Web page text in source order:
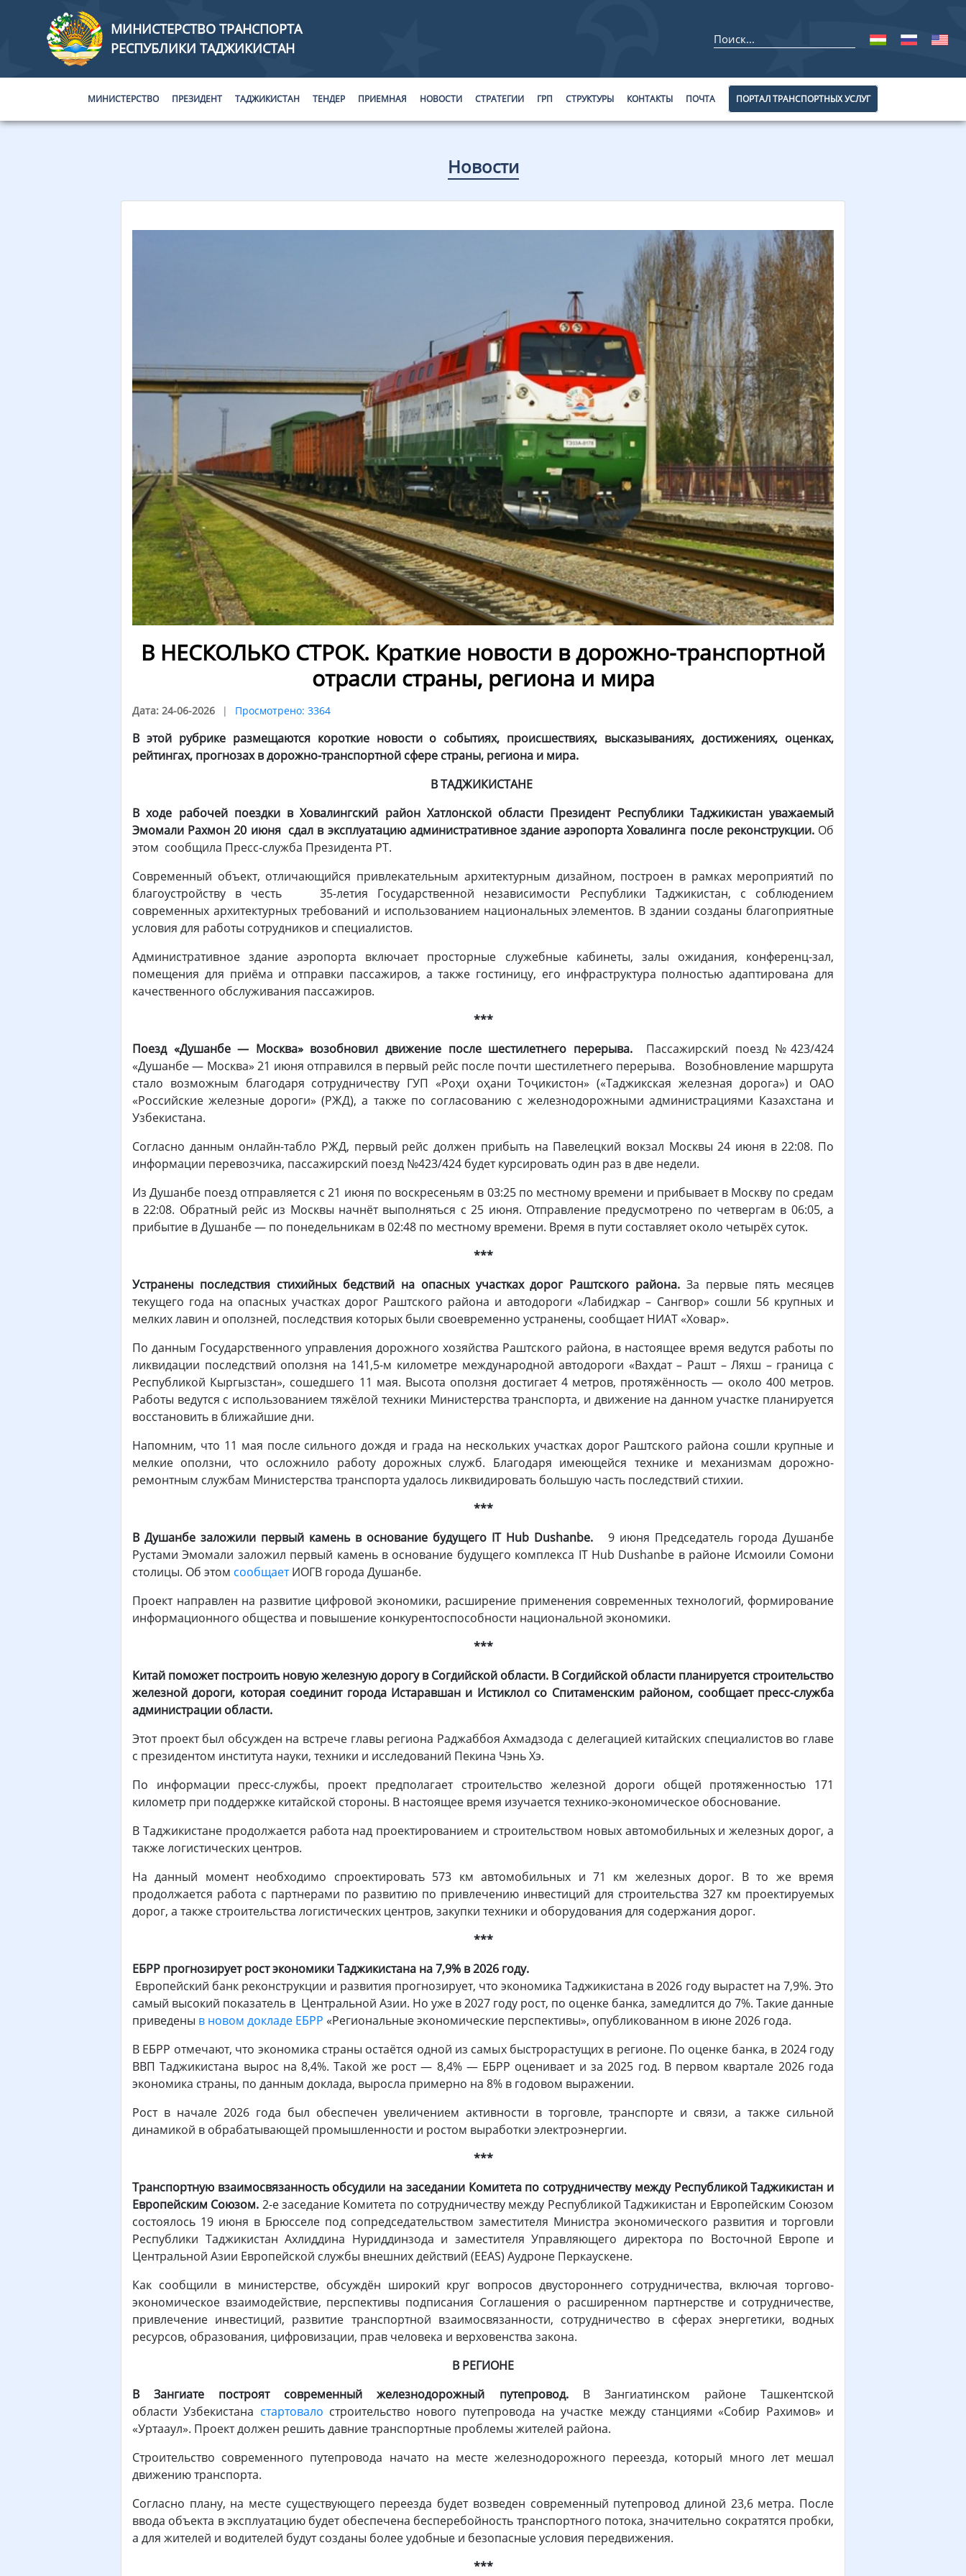
МИНИСТЕРСТВО ТРАНСПОРТА
РЕСПУБЛИКИ ТАДЖИКИСТАН
МИНИСТЕРСТВО ПРЕЗИДЕНТ ТАДЖИКИСТАН ТЕНДЕР ПРИЕМНАЯ НОВОСТИ СТРАТЕГИИ ГРП СТРУКТУРЫ КОНТАКТЫ ПОЧТА ПОРТАЛ ТРАНСПОРТНЫХ УСЛУГ
Новости
В НЕСКОЛЬКО СТРОК. Краткие новости в дорожно-транспортной
отрасли страны, региона и мира
Дата: 24-06-2026 Просмотрено: 3364
В этой рубрике размещаются короткие новости о событиях, происшествиях, высказываниях, достижениях, оценках,
рейтингах, прогнозах в дорожно-транспортной сфере страны, региона и мира.
В ТАДЖИКИСТАНЕ
Входе рабочей поездки в Ховалингский район Хатлонской области Президент Республики Таджикистан уважаемый
Эмомали Рахмон 20 июня сдал в эксплуатацию административное здание аэропорта Ховалинга после реконструкции.Об
этом сообщила Пресс-служба Президента РТ.
Современный объект, отличающийся привлекательным архитектурным дизайном, построен в рамках мероприятий по
благоустройству в честь 35-летия Государственной независимости Республики Таджикистан, с соблюдением
современных архитектурных требований и использованием национальных элементов. В здании созданы благоприятные
условия для работы сотрудников и специалистов.
Административное здание аэропорта включает просторные служебные кабинеты, залы ожидания, конференц-зал,
помещения для приёма и отправки пассажиров, а также гостиницу, его инфраструктура полностью адаптирована для
качественного обслуживания пассажиров.
***
Поезд «Душанбе — Москва» возобновил движение после шестилетнего перерыва. Пассажирский поезд №423/424
«Душанбе — Москва» 21 июня отправился в первый рейс после почти шестилетнего перерыва. Возобновление маршрута
стало возможным благодаря сотрудничеству ГУП «Роҳи оҳани Тоҷикистон» («Таджикская железная дорога») и ОАО
«Российские железные дороги» (РЖД), а также по согласованию с железнодорожными администрациями Казахстана и
Узбекистана.
Согласно данным онлайн-табло РЖД, первый рейс должен прибыть на Павелецкий вокзал Москвы 24 июня в 22:08. По
информации перевозчика, пассажирский поезд №423/424 будет курсировать один раз в две недели.
Из Душанбе поезд отправляется с 21 июня по воскресеньям в 03:25 по местному времени и прибывает в Москву по средам
в 22:08. Обратный рейс из Москвы начнёт выполняться с 25 июня. Отправление предусмотрено по четвергам в 06:05, а
прибытие в Душанбе — по понедельникам в 02:48 по местному времени. Время в пути составляет около четырёх суток.
***
Устранены последствия стихийных бедствий на опасных участках дорог Раштского района. За первые пять месяцев
текущего года на опасных участках дорог Раштского района и автодороги «Лабиджар – Сангвор» сошли 56 крупных и
мелких лавин и оползней, последствия которых были своевременно устранены, сообщает НИАТ «Ховар».
По данным Государственного управления дорожного хозяйства Раштского района, в настоящее время ведутся работы по
ликвидации последствий оползня на 141,5-м километре международной автодороги «Вахдат – Рашт – Ляхш – граница с
Республикой Кыргызстан», сошедшего 11 мая. Высота оползня достигает 4 метров, протяжённость — около 400 метров.
Работы ведутся с использованием тяжёлой техники Министерства транспорта, и движение на данном участке планируется
восстановить в ближайшие дни.
Напомним, что 11 мая после сильного дождя и града на нескольких участках дорог Раштского района сошли крупные и
мелкие оползни, что осложнило работу дорожных служб. Благодаря имеющейся технике и механизмам дорожно-
ремонтным службам Министерства транспорта удалось ликвидировать большую часть последствий стихии.
***
В Душанбе заложили первый камень в основание будущего IT Hub Dushanbe.
9 июня Председатель города Душанбе
Рустами Эмомали заложил первый камень в основание будущего комплекса IT Hub Dushanbe в районе Исмоили Сомони
столицы. Об этом сообщаетИОГВ города Душанбе.
Проект направлен на развитие цифровой экономики, расширение применения современных технологий, формирование
информационного общества и повышение конкурентоспособности национальной экономики.
***
Китай поможет построить новую железную дорогу в Согдийской области. В Согдийской области планируется строительство
железной дороги, которая соединит города Истаравшан и Истиклол со Спитаменским районом, сообщает пресс-служба
администрации области.
Этот проект был обсужден на встрече главы региона Раджаббоя Ахмадзода с делегацией китайских специалистов во главе
с президентом института науки, техники и исследований Пекина Чэнь Хэ.
По информации пресс-службы, проект предполагает строительство железной дороги общей протяженностью 171
километр при поддержке китайской стороны. В настоящее время изучается технико-экономическое обоснование.
В Таджикистане продолжается работа над проектированием и строительством новых автомобильных и железных дорог, а
также логистических центров.
На данный момент необходимо спроектировать 573 км автомобильных и 71 км железных дорог. В то же время
продолжается работа с партнерами по развитию по привлечению инвестиций для строительства 327 км проектируемых
дорог, а также строительства логистических центров, закупки техники и оборудования для содержания дорог.
***
ЕБРР прогнозирует рост экономики Таджикистана на 7,9% в 2026 году.
Европейский банк реконструкции и развития прогнозирует, что экономика Таджикистана в 2026 году вырастет на 7,9%. Это
самый высокий показатель в Центральной Азии. Но уже в 2027 году рост, по оценке банка, замедлится до 7%. Такие данные
приведены в новом докладе ЕБРР «Региональные экономические перспективы», опубликованном в июне 2026 года.
В ЕБРР отмечают, что экономика страны остаётся одной из самых быстрорастущих в регионе. По оценке банка, в 2024 году
ВВП Таджикистана вырос на 8,4%. Такой же рост — 8,4% — ЕБРР оценивает и за 2025 год. В первом квартале 2026 года
экономика страны, по данным доклада, выросла примерно на 8% в годовом выражении.
Рост в начале 2026 года был обеспечен увеличением активности в торговле, транспорте и связи, а также сильной
динамикой в обрабатывающей промышленности и ростом выработки электроэнергии.
***
Транспортную взаимосвязанность обсудили на заседании Комитета по сотрудничеству между Республикой Таджикистан и
Европейским Союзом. 2-е заседание Комитета по сотрудничеству между Республикой Таджикистан и Европейским Союзом
состоялось 19 июня в Брюсселе под сопредседательством заместителя Министра экономического развития и торговли
Республики Таджикистан Ахлиддина Нуриддинзода и заместителя Управляющего директора по Восточной Европе и
Центральной Азии Европейской службы внешних действий (EEAS) Аудроне Перкаускене.
Как сообщили в министерстве, обсуждён широкий круг вопросов двустороннего сотрудничества, включая торгово-
экономическое взаимодействие, перспективы подписания Соглашения о расширенном партнерстве и сотрудничестве,
привлечение инвестиций, развитие транспортной взаимосвязанности, сотрудничество в сферах энергетики, водных
ресурсов, образования, цифровизации, прав человека и верховенства закона.
В РЕГИОНЕ
В Зангиате построят современный железнодорожный путепровод.В Зангиатинском районе Ташкентской
области Узбекистана стартовало строительство нового путепровода на участке между станциями «Собир Рахимов» и
«Уртааул». Проект должен решить давние транспортные проблемы жителей района.
Строительство современного путепровода начато на месте железнодорожного переезда, который много лет мешал
движению транспорта.
Согласно плану, на месте существующего переезда будет возведен современный путепровод длиной 23,6 метра. После
ввода объекта в эксплуатацию будет обеспечена бесперебойность транспортного потока, значительно сократятся пробки,
а для жителей и водителей будут созданы более удобные и безопасные условия передвижения.
***